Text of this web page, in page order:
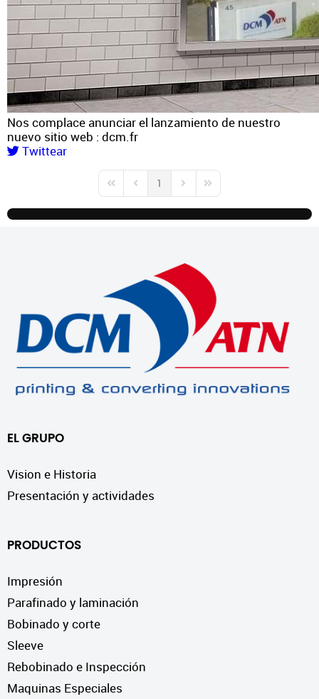
Nos complace anunciar el lanzamiento de nuestro
nuevo sitio web : dcm.fr
Twittear
First PagePrevious Page
1 Next PageLast Page
EL GRUPO
Vision e Historia
Presentación y actividades
PRODUCTOS
Impresión
Parafinado y laminación
Bobinado y corte
Sleeve
Rebobinado e Inspección
Maquinas Especiales